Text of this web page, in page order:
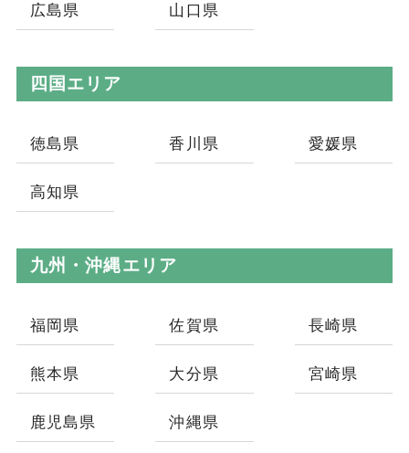
広島県 山口県
四国エリア
徳島県 香川県 愛媛県
高知県
九州・沖縄エリア
福岡県 佐賀県 長崎県
熊本県 大分県 宮崎県
鹿児島県 沖縄県